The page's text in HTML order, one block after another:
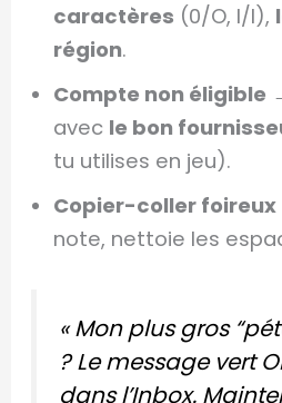
caractères (0/O, I/l),
région.
Compte non éligible
avec le bon
tu utilises en jeu).
Copier-coller foireux
note, nettoie les
« Mon plus gros
? Le message vert
dans l’Inbox.